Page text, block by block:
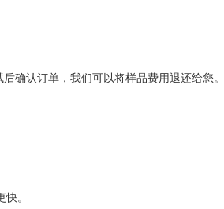
确认订单，我们可以将样品费用退还给您。
。